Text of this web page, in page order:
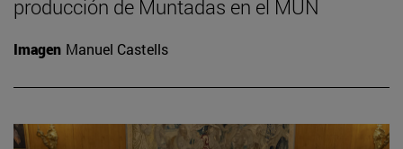
producción de Muntadas en el MUN
Imagen Manuel Castells